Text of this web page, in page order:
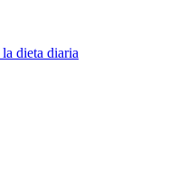
dieta diaria